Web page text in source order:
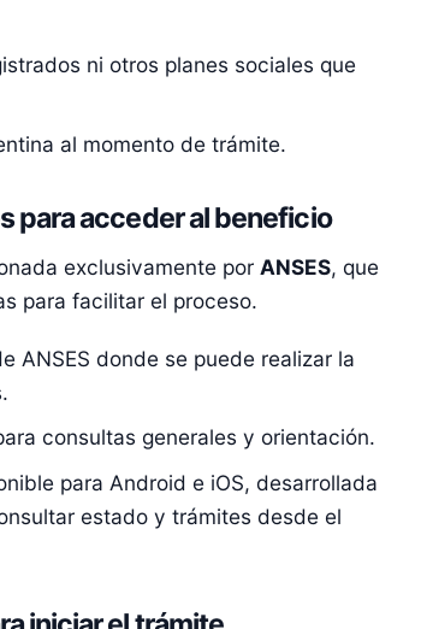
ni otros planes sociales que
al momento de trámite.
para acceder al beneficio
exclusivamente por ANSES, que
para facilitar el proceso.
ANSES donde se puede realizar la
consultas generales y orientación.
para Android e iOS, desarrollada
estado y trámites desde el